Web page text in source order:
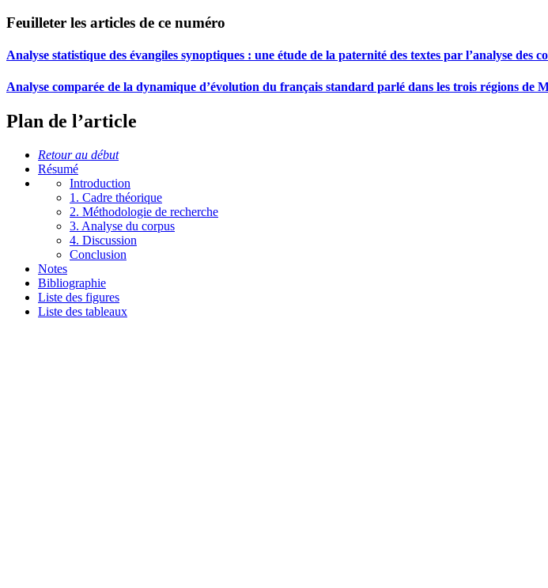
Feuilleter les articles de ce numéro
Analyse statistique des évangiles synoptiques : une étude de la paternité des textes par l’analyse des
Analyse comparée de la dynamique d’évolution du français standard parlé dans les trois régions
Plan de l’article
Retour au début
Résumé
Introduction
1. Cadre théorique
2. Méthodologie de recherche
3. Analyse du corpus
4. Discussion
Conclusion
Notes
Bibliographie
Liste des figures
Liste des tableaux